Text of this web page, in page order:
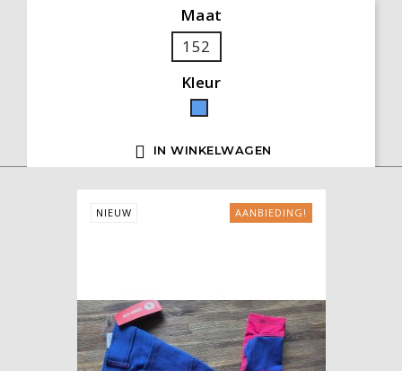
Maat
152
Kleur
Blauw
 IN WINKELWAGEN
AANBIEDING!
NIEUW